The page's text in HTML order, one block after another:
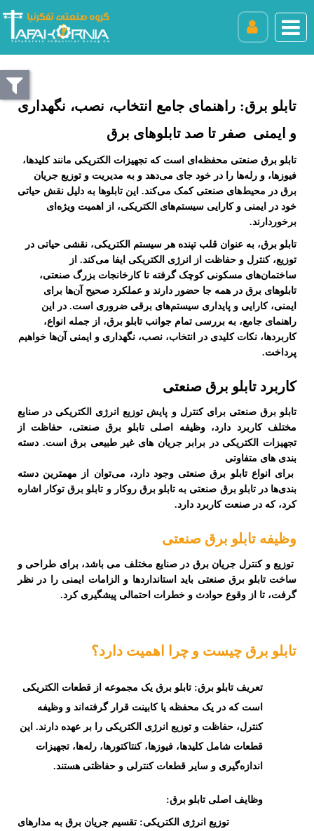
تابلو برق: راهنمای جامع انتخاب، نصب، نگهداری
و ایمنی صفر تا صد تابلوهای برق
تابلو برق صنعتی محفظه‌ای است که تجهیزات الکتریکی مانند کلیدها،
فیوزها، و رله‌ها را در خود جای می‌دهد و به مدیریت و توزیع جریان
برق در محیط‌های صنعتی کمک می‌کند. این تابلوها به دلیل نقش حیاتی
خود در ایمنی و کارایی سیستم‌های الکتریکی، از اهمیت ویژه‌ای
برخوردارند.
تابلو برق، به عنوان قلب تپنده هر سیستم الکتریکی، نقشی حیاتی در
توزیع، کنترل و حفاظت از انرژی الکتریکی ایفا می‌کند. از
ساختمان‌های مسکونی کوچک گرفته تا کارخانجات بزرگ صنعتی،
تابلوهای برق در همه جا حضور دارند و عملکرد صحیح آن‌ها برای
ایمنی، کارایی و پایداری سیستم‌های برقی ضروری است. در این
راهنمای جامع، به بررسی تمام جوانب تابلو برق، از جمله انواع،
کاربردها، نکات کلیدی در انتخاب، نصب، نگهداری و ایمنی آن‌ها خواهیم
پرداخت.
کاربرد تابلو برق صنعتی
تابلو برق صنعتی برای کنترل و پایش توزیع انرژی الکتریکی در صنایع
مختلف کاربرد دارد، وظیفه اصلی تابلو برق صنعتی، حفاظت از
تجهیزات الکتریکی در برابر جریان های غیر طبیعی برق است. دسته
بندی های متفاوتی
برای انواع تابلو برق صنعتی وجود دارد، می‌توان از مهمترین دسته
بندی‌ها در تابلو برق صنعتی به تابلو برق روکارو تابلو برق توکار
اشاره
کرد، که در صنعت کاربرد دارد.
وظیفه تابلو برق صنعتی
توزیع و کنترل جریان برق در صنایع مختلف می باشد، برای طراحی و
ساخت تابلو برق صنعتی باید استانداردها و الزامات ایمنی را در نظر
گرفت، تا از وقوع حوادث و خطرات احتمالی پیشگیری کرد.
تابلو برق چیست و چرا اهمیت دارد؟
تعریف تابلو برق: تابلو برق یک مجموعه از قطعات الکتریکی
است که در یک محفظه یا کابینت قرار گرفته‌اند و وظیفه
کنترل، حفاظت و توزیع انرژی الکتریکی را بر عهده دارند. این
قطعات شامل کلیدها، فیوزها، کنتاکتورها، رله‌ها، تجهیزات
اندازه‌گیری و سایر قطعات کنترلی و حفاظتی هستند.
وظایف اصلی تابلو برق:
توزیع انرژی الکتریکی: تقسیم جریان برق به مدارهای